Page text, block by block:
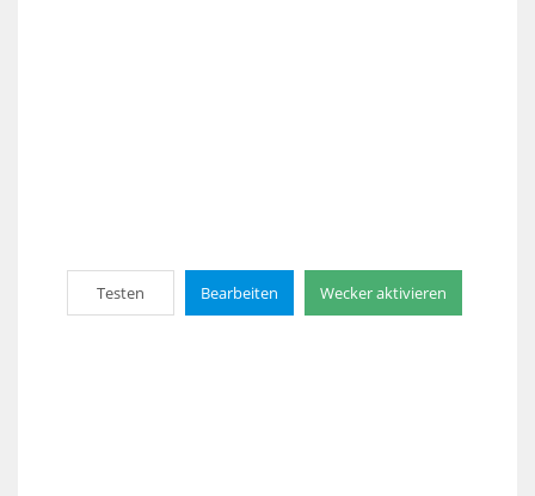
Testen Bearbeiten Wecker aktivieren